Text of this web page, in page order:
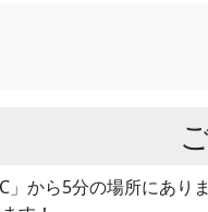
から5分の場所にありま